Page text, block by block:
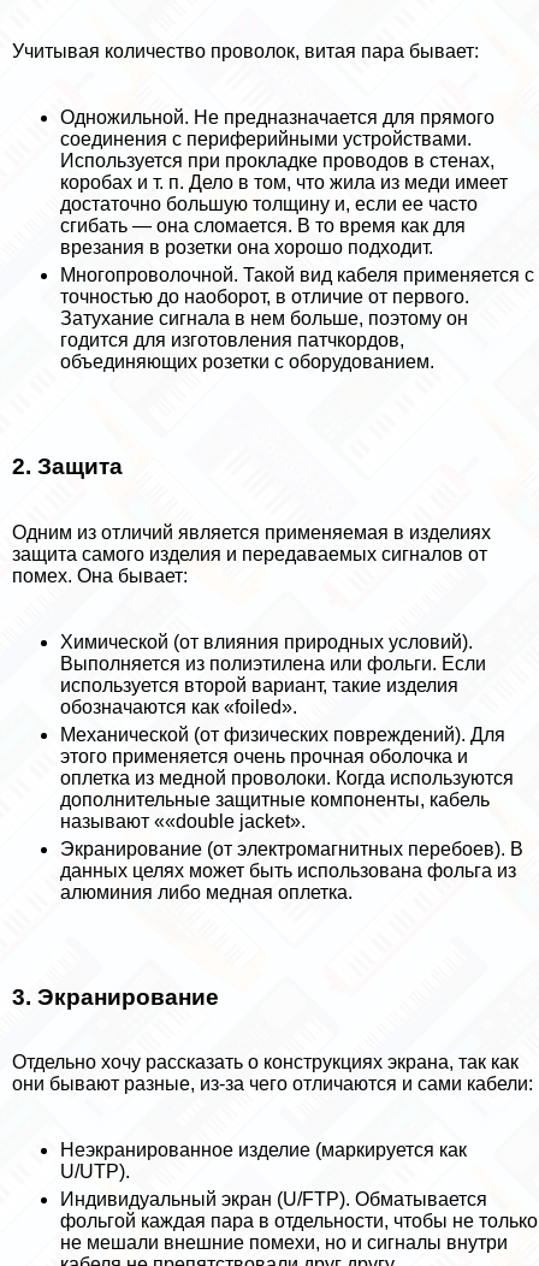
Учитывая количество проволок, витая пара бывает:
Одножильной. Не предназначается для прямого
соединения с периферийными устройствами.
Используется при прокладке проводов в стенах,
коробах и т. п. Дело в том, что жила из меди имеет
достаточно большую толщину и, если ее часто
сгибать — она сломается. В то время как для
врезания в розетки она хорошо подходит.
Многопроволочной. Такой вид кабеля применяется с
точностью до наоборот, в отличие от первого.
Затухание сигнала в нем больше, поэтому он
годится для изготовления патчкордов,
объединяющих розетки с оборудованием.
2. Защита
Одним из отличий является применяемая в изделиях
защита самого изделия и передаваемых сигналов от
помех. Она бывает:
Химической (от влияния природных условий).
Выполняется из полиэтилена или фольги. Если
используется второй вариант, такие изделия
обозначаются как «foiled».
Механической (от физических повреждений). Для
этого применяется очень прочная оболочка и
оплетка из медной проволоки. Когда используются
дополнительные защитные компоненты, кабель
называют ««double jacket».
Экранирование (от электромагнитных перебоев). В
данных целях может быть использована фольга из
алюминия либо медная оплетка.
3. Экранирование
Отдельно хочу рассказать о конструкциях экрана, так как
они бывают разные, из-за чего отличаются и сами кабели:
Неэкранированное изделие (маркируется как
U/UTP).
Индивидуальный экран (U/FTP). Обматывается
фольгой каждая пара в отдельности, чтобы не только
не мешали внешние помехи, но и сигналы внутри